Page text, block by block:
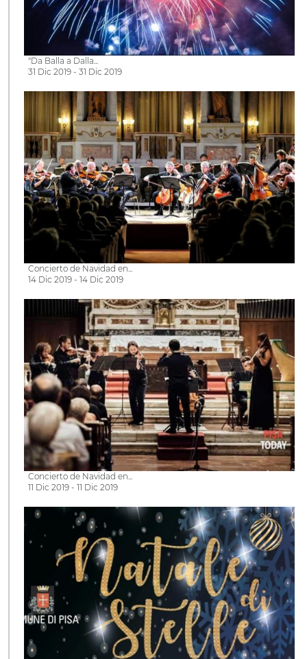
"Da Balla a Dalla...
31 Dic 2019 - 31 Dic 2019
Concierto de Navidad en...
14 Dic 2019 - 14 Dic 2019
Concierto de Navidad en...
11 Dic 2019 - 11 Dic 2019